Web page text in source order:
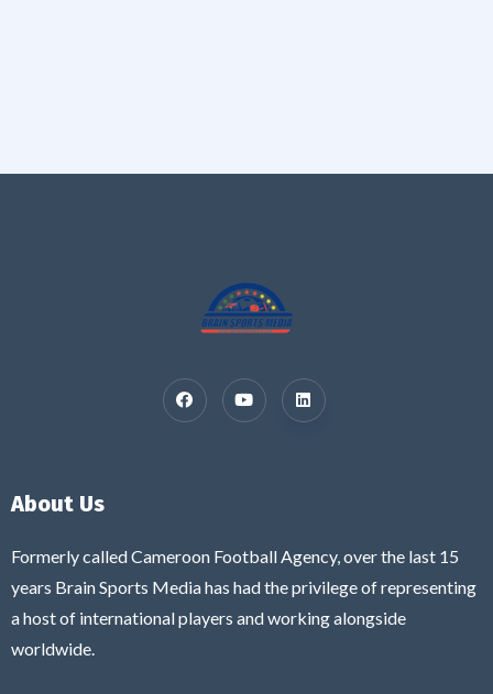
About Us
Formerly called Cameroon Football Agency, over the last 15
years Brain Sports Media has had the privilege of representing
a host of international players and working alongside
worldwide.